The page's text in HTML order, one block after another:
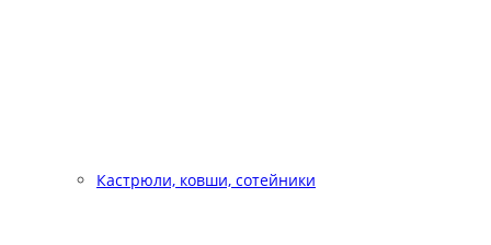
Кастрюли, ковши, сотейники